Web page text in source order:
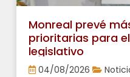
Monreal prevé
prioritarias para
legislativo
04/08/2026